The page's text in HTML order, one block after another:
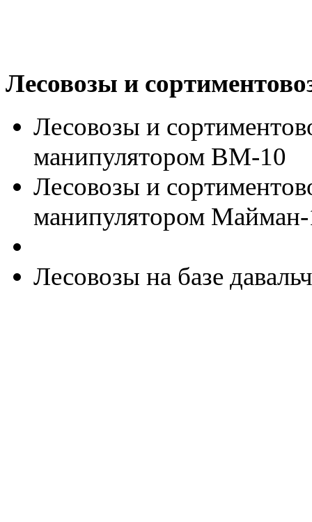
Лесовозы и
Лесовозы и
манипулятором ВМ-10
Лесовозы и
манипулятором
Лесовозы на базе